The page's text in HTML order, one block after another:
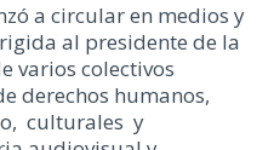
a circular en medios y
al presidente de la
varios colectivos
derechos humanos,
culturales y